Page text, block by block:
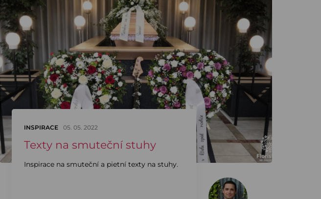
INSPIRACE 05. 05. 2022
Texty na smuteční stuhy
Inspirace na smuteční a pietní texty na stuhy.